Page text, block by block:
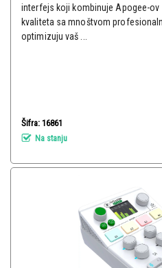
interfejs koji kombinuje Apogee-
kvaliteta sa mnoštvom
optimizuju vaš ...
Šifra: 16861
Na stanju